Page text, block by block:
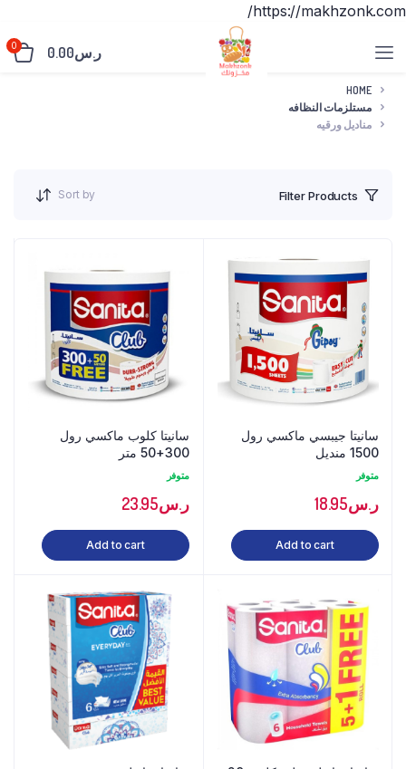
https://makhzonk.com/
ر.س0.00
0
HOME
مستلزمات النظافه
مناديل ورقيه
Filter Products
Sort by
سانيتا جيبسي ماكسي رول
1500 منديل
متوفر
ر.س18.95
Add to cart
سانيتا كلوب ماكسي رول
300+50 متر
متوفر
ر.س23.95
Add to cart